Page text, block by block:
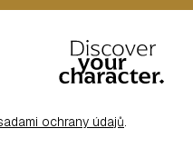
ochrany údajů.